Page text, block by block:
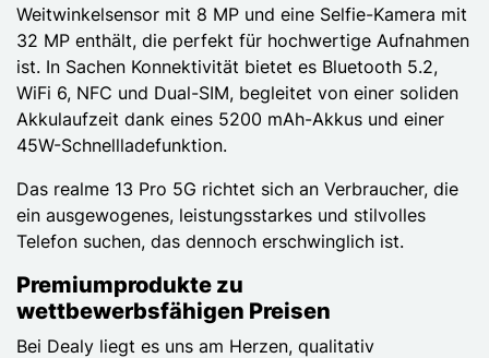
Weitwinkelsensor mit 8 MP und eine Selfie-Kamera mit
32 MP enthält, die perfekt für hochwertige Aufnahmen
ist. In Sachen Konnektivität bietet es Bluetooth 5.2,
WiFi 6, NFC und Dual-SIM, begleitet von einer soliden
Akkulaufzeit dank eines 5200 mAh-Akkus und einer
45W-Schnellladefunktion.
Das realme 13 Pro 5G richtet sich an Verbraucher, die
ein ausgewogenes, leistungsstarkes und stilvolles
Telefon suchen, das dennoch erschwinglich ist.
Premiumprodukte zu
wettbewerbsfähigen Preisen
Bei Dealy liegt es uns am Herzen, qualitativ